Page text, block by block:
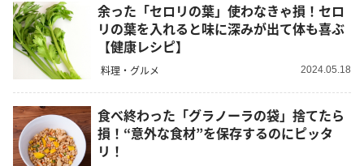
余った「セロリの葉」使わなきゃ損！セロ
リの葉を入れると味に深みが出て体も喜ぶ
【健康レシピ】
料理・グルメ 2024.05.18
食べ終わった「グラノーラの袋」捨てたら
損！“意外な食材”を保存するのにピッタ
リ！